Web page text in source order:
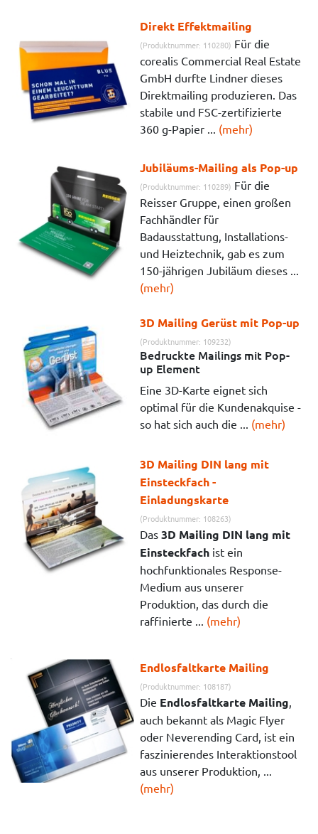
Direkt Effektmailing
(Produktnummer: 110280) Für die
corealis Commercial Real Estate
GmbH durfte Lindner dieses
Direktmailing produzieren. Das
stabile und FSC-zertifizierte
360 g-Papier ... (mehr)
Jubiläums-Mailing als Pop-up
(Produktnummer: 110289) Für die
Reisser Gruppe, einen großen
Fachhändler für
Badausstattung, Installations-
und Heiztechnik, gab es zum
150-jährigen Jubiläum dieses ...
(mehr)
3D Mailing Gerüst mit Pop-up
(Produktnummer: 109232)
Bedruckte Mailings mit Pop-
up Element
Eine 3D-Karte eignet sich
optimal für die Kundenakquise -
so hat sich auch die ... (mehr)
3D Mailing DIN lang mit
Einsteckfach -
Einladungskarte
(Produktnummer: 108263)
Das3D Mailing DIN lang mit
Einsteckfach ist ein
hochfunktionales Response-
Medium aus unserer
Produktion, das durch die
raffinierte ... (mehr)
Endlosfaltkarte Mailing
(Produktnummer: 108187)
Die Endlosfaltkarte Mailing,
auch bekannt als Magic Flyer
oder Neverending Card, ist ein
faszinierendes Interaktionstool
aus unserer Produktion, ...
(mehr)